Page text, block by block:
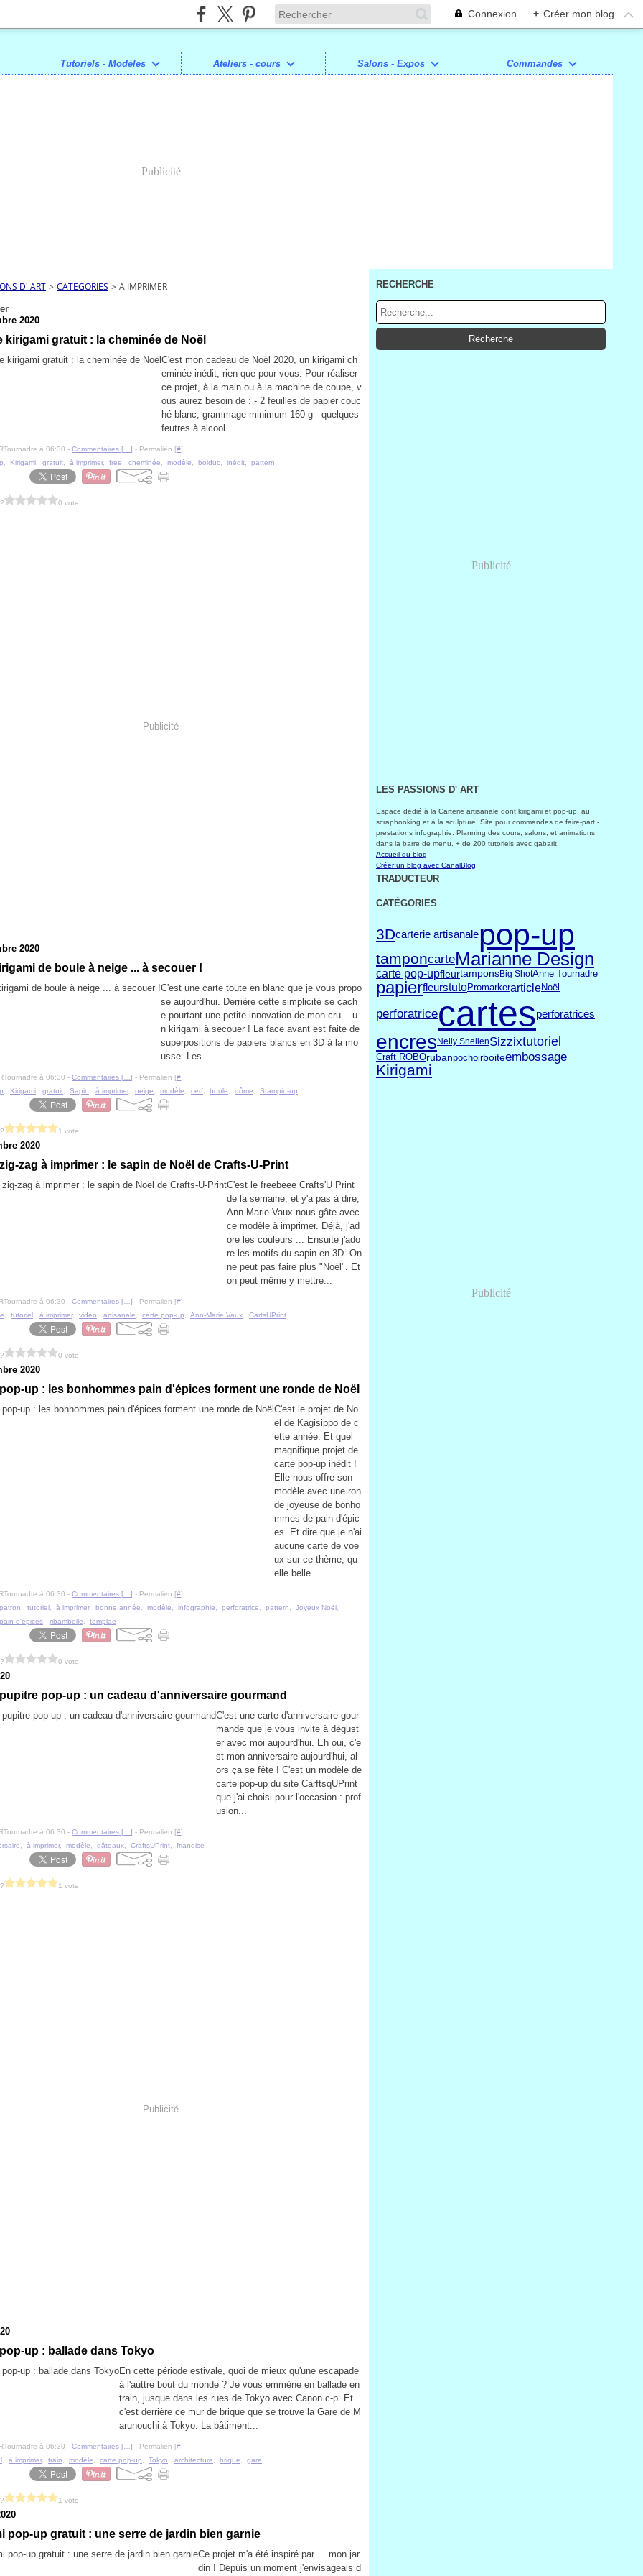
Connexion + Créer mon blog
Tutoriels - Modèles Ateliers - cours Salons - Expos Commandes
Publicité
D' ART > CATEGORIES > A IMPRIMER
2020
kirigami gratuit : la cheminée de Noël
C'est mon cadeau de Noël 2020, un kirigami ch
eminée inédit, rien que pour vous. Pour réaliser
ce projet, à la main ou à la machine de coupe, v
ous aurez besoin de : - 2 feuilles de papier couc
hé blanc, grammage minimum 160 g - quelques
feutres à alcool...
à 06:30 - Commentaires [ ] - Permalien [#]
Kirigami gratuit à imprimer, free cheminée modèle bolduc inédit pattern
0 vote
Publicité
2020
de boule à neige ... à secouer !
C'est une carte toute en blanc que je vous propo
se aujourd'hui. Derrière cette simplicité se cach
e pourtant une petite innovation de mon cru... u
n kirigami à secouer ! La face avant est faite de
superpositions de papiers blancs en 3D à la mo
usse. Les...
à 06:30 - Commentaires [ ] - Permalien [#]
Kirigami gratuit Sapin à imprimer, neige modèle cerf boule dôme Stampin-up
1 vote
2020
zag à imprimer : le sapin de Noël de Crafts-U-Print
C'est le freebeee Crafts'U Print
de la semaine, et y'a pas à dire,
Ann-Marie Vaux nous gâte avec
ce modèle à imprimer. Déjà, j'ad
ore les couleurs ... Ensuite j'ado
re les motifs du sapin en 3D. On
ne peut pas faire plus "Noël". Et
on peut même y mettre...
à 06:30 - Commentaires [ ] - Permalien [#]
tutoriel à imprimer, vidéo artisanale carte pop-up Ann-Marie Vaux CartsUPrint
0 vote
2020
up : les bonhommes pain d'épices forment une ronde de Noël
C'est le projet de No
ël de Kagisippo de c
ette année. Et quel
magnifique projet de
carte pop-up inédit !
Elle nous offre son
modèle avec une ron
de joyeuse de bonho
mmes de pain d'épic
es. Et dire que je n'ai
aucune carte de voe
ux sur ce thème, qu
elle belle...
à 06:30 - Commentaires [ ] - Permalien [#]
patron tutoriel à imprimer, bonne année modèle infographie perforatrice pattern Joyeux Noël
pain d'épices ribambelle templae
0 vote
pop-up : un cadeau d'anniversaire gourmand
C'est une carte d'anniversaire gour
mande que je vous invite à dégust
er avec moi aujourd'hui. Eh oui, c'e
st mon anniversaire aujourd'hui, al
ors ça se fête ! C'est un modèle de
carte pop-up du site CarftsqUPrint
que j'ai choisi pour l'occasion : prof
usion...
à 06:30 - Commentaires [ ] - Permalien [#]
à imprimer, modèle gâteaux CraftsUPrint friandise
1 vote
Publicité
up : ballade dans Tokyo
En cette période estivale, quoi de mieux qu'une escapade
à l'auttre bout du monde ? Je vous emmène en ballade en
train, jusque dans les rues de Tokyo avec Canon c-p. Et
c'est derrière ce mur de brique que se trouve la Gare de M
arunouchi à Tokyo. La bâtiment...
à 06:30 - Commentaires [ ] - Permalien [#]
à imprimer, train modèle carte pop-up Tokyo architecture brique gare
1 vote
pop-up gratuit : une serre de jardin bien garnie
Ce projet m'a été inspiré par ... mon jar
din ! Depuis un moment j'envisageais d
RECHERCHE
Publicité
LES PASSIONS D' ART
Espace dédié à la Carterie artisanale dont kirigami et pop-up, au
scrapbooking et à la sculpture. Site pour commandes de faire-part -
prestations infographie. Planning des cours, salons, et animations
dans la barre de menu. + de 200 tutoriels avec gabarit.
Accueil du blog
Créer un blog avec CanalBlog
TRADUCTEUR
CATÉGORIES
3Dcarterie artisanalepop-up
tamponcarteMarianne Design
carte pop-upfleurtamponsBig ShotAnne Tournadre
papierfleurstutoPromarkerarticleNoël
perforatricecartesperforatrices
encres Nelly SnellenSizzixtutoriel
Craft ROBOrubanpochoirboiteembossage
Kirigami
Publicité